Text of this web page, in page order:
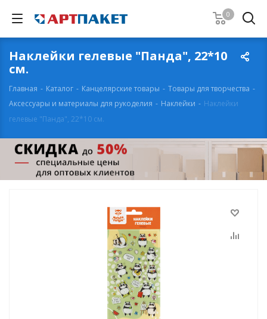
0
Наклейки гелевые "Панда", 22*10
см.
Главная - Каталог - Канцелярские товары - Товары для творчества -
Аксессуары и материалы для рукоделия - Наклейки - Наклейки
гелевые "Панда", 22*10 см.